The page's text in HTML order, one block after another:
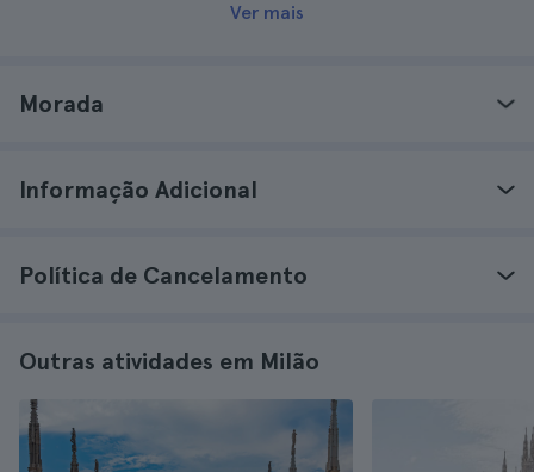
Ver mais
Morada
Informação Adicional
Política de Cancelamento
Outras atividades em Milão